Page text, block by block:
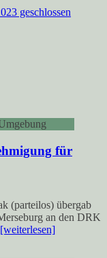
geschlossen
für
(parteilos) übergab
an den DRK
[weiterlesen]